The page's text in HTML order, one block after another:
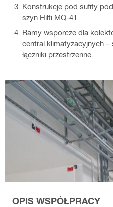
Konstrukcje pod sufity
szyn Hilti MQ-41.
Ramy wsporcze dla
central klimatyzacyjnych
łączniki przestrzenne.
OPIS WSPÓŁPRACY